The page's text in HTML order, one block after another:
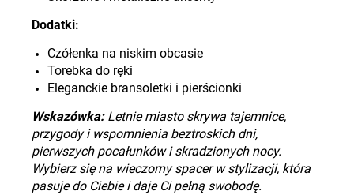
Dodatki:
Czółenka na niskim obcasie
Torebka do ręki
Eleganckie bransoletki i pierścionki
Wskazówka:Letnie miasto skrywa tajemnice,
przygody i wspomnienia beztroskich dni,
pierwszych pocałunków i skradzionych nocy.
Wybierz się na wieczorny spacer w stylizacji, która
pasuje do Ciebie i daje Ci pełną swobodę.